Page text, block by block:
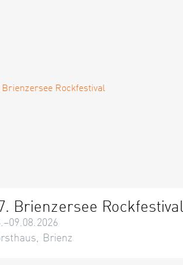
Brienzersee Rockfestival
Brienz